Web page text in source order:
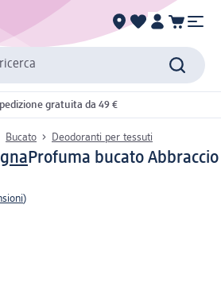
gratuita da 49 €
Bucato Deodoranti per tessuti
Profuma bucato Abbraccio
)